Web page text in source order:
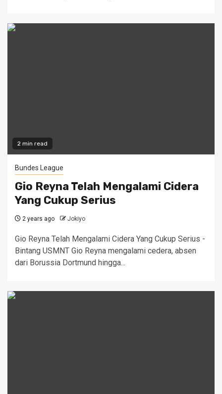
2 min read
Bundes League
Gio Reyna Telah Mengalami Cidera
Yang Cukup Serius
2 years ago Jokiyo
Gio Reyna Telah Mengalami Cidera Yang Cukup Serius -
Bintang USMNT Gio Reyna mengalami cedera, absen
dari Borussia Dortmund hingga...